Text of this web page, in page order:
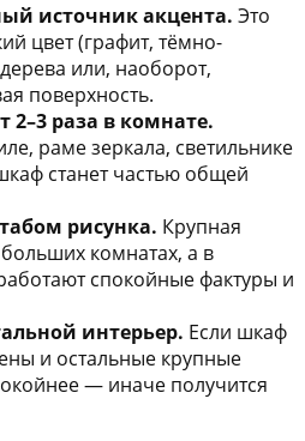
источник акцента. Это
цвет (графит, тёмно-
или, наоборот,
поверхность.
2–3 раза в комнате.
раме зеркала, светильнике
станет частью общей
рисунка. Крупная
комнатах, а в
спокойные фактуры и
интерьер. Если шкаф
и остальные крупные
— иначе получится